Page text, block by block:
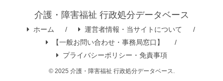
介護・障害福祉 行政処分データベース
ホーム
運営者情報・当サイトについて
【一般お問い合わせ・事務局窓口】
プライバシーポリシー・免責事項
© 2025 介護・障害福祉 行政処分データベース.